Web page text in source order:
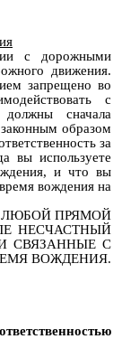
с дорожными
движения.
запрещено во
с
сначала
образом
за
вы используете
и что вы
вождения на
ЛЮБОЙ ПРЯМОЙ
НЕСЧАСТНЫЙ
СВЯЗАННЫЕ С
ВОЖДЕНИЯ.